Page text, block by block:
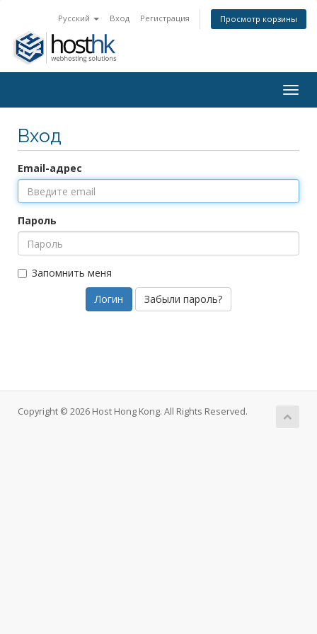
Русский Вход Регистрация Просмотр корзины
Вход
Email-адрес
Пароль
Запомнить меня
Забыли пароль?
Copyright © 2026 Host Hong Kong. All Rights Reserved.